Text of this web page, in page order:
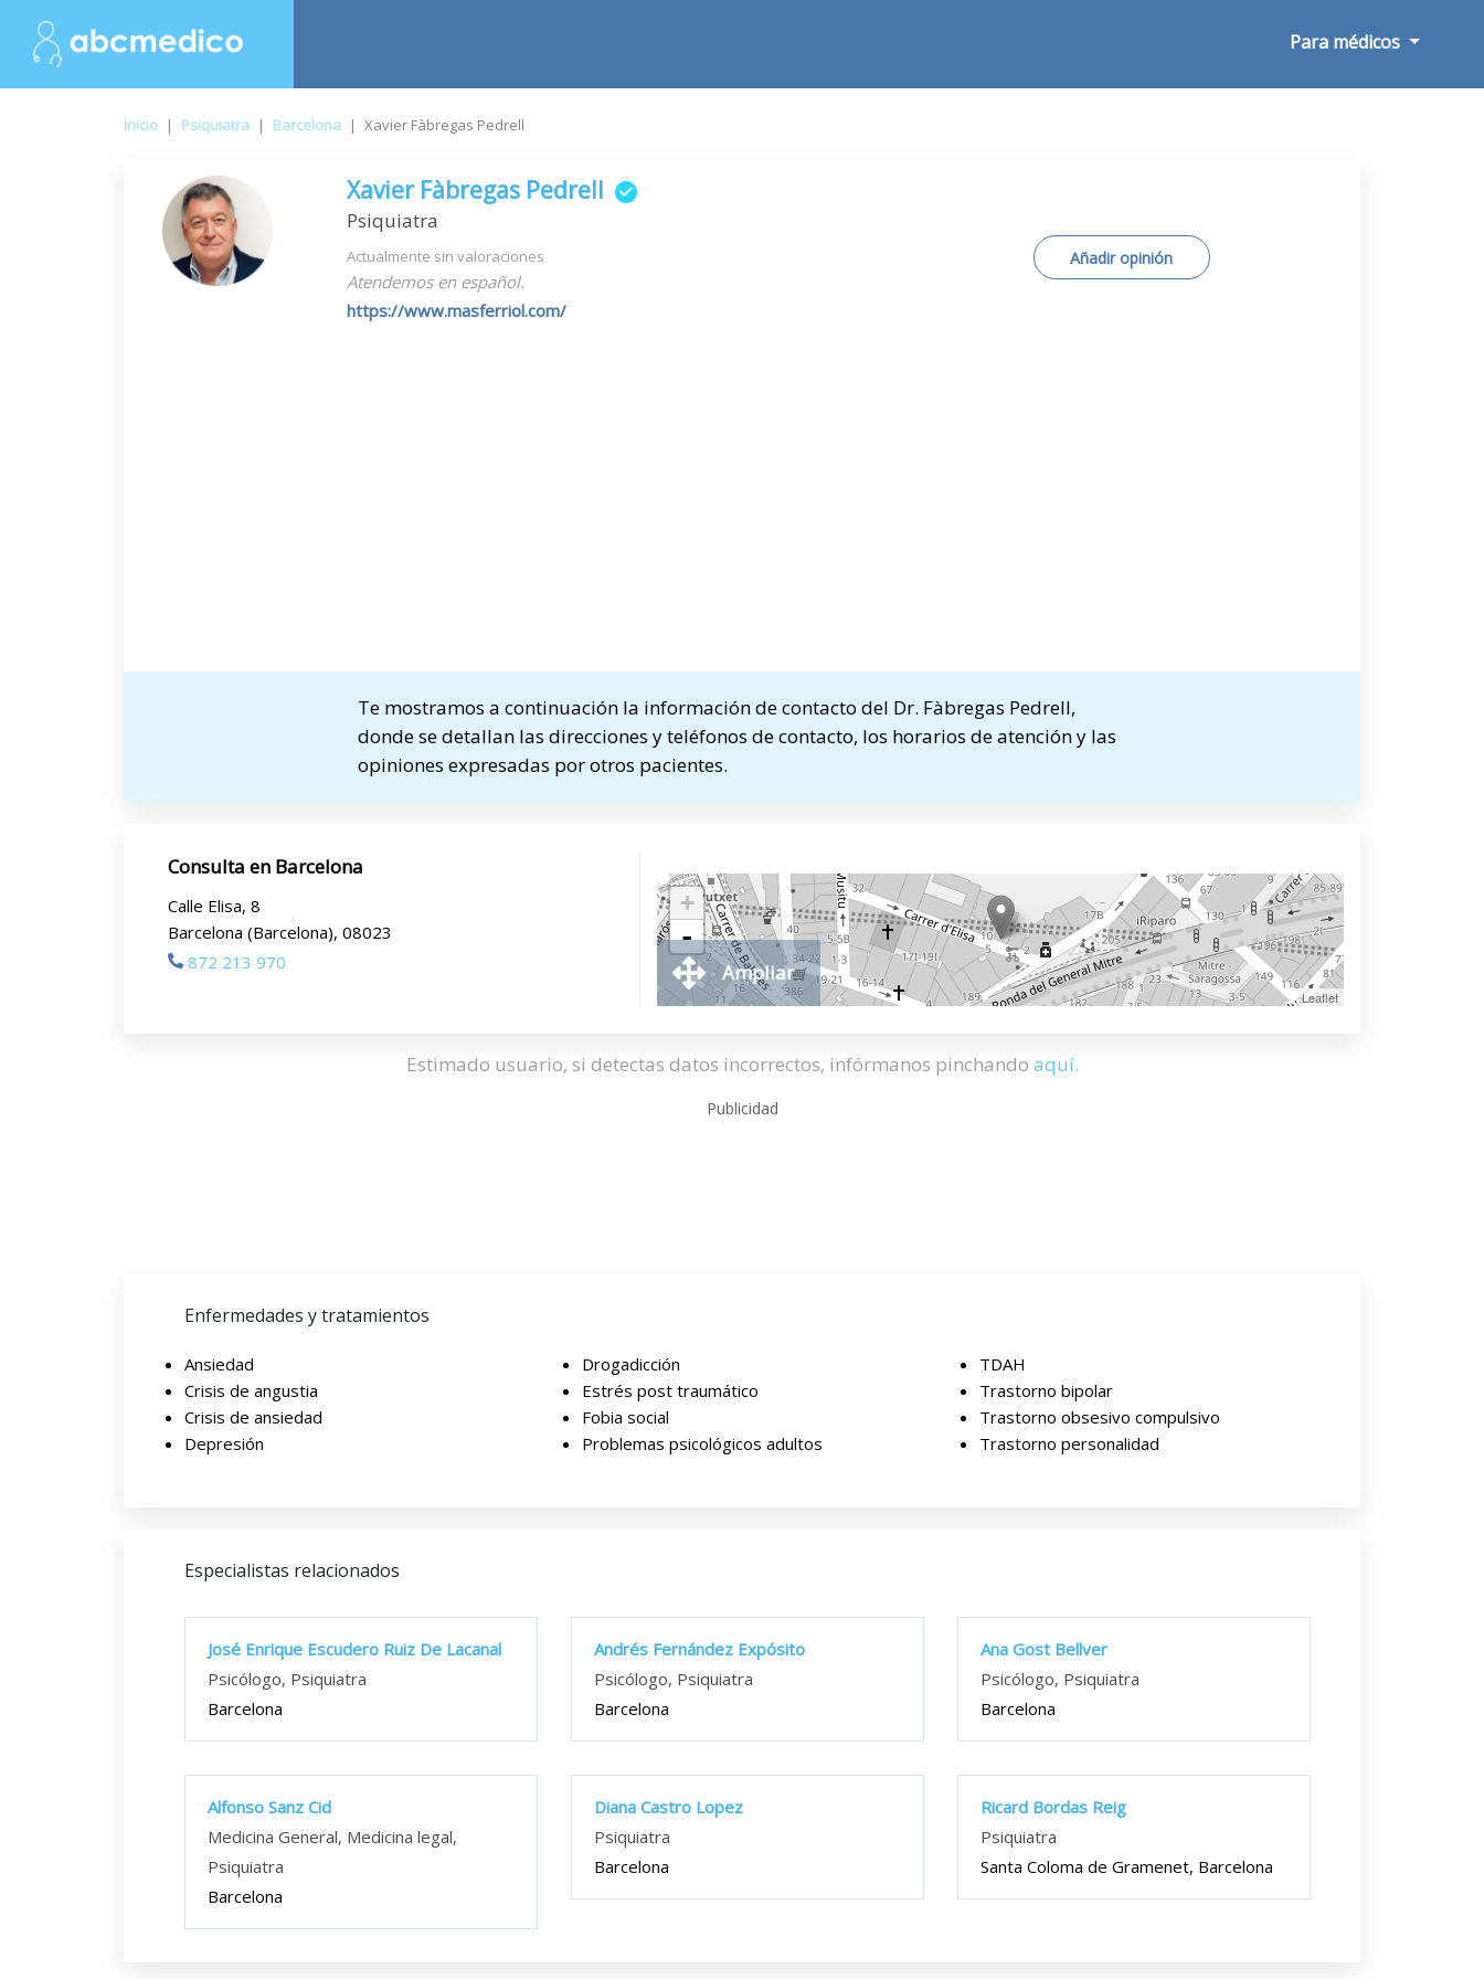
Para médicos
Inicio | Psiquiatra | Barcelona | Xavier Fàbregas Pedrell
Xavier Fàbregas Pedrell
Psiquiatra
Actualmente sin valoraciones
Atendemos en español.
https://www.masferriol.com/
Añadir opinión
Te mostramos a continuación la información de contacto del Dr. Fàbregas Pedrell,
donde se detallan las direcciones y teléfonos de contacto, los horarios de atención y las
opiniones expresadas por otros pacientes.
Consulta en Barcelona
Calle Elisa, 8
Barcelona (Barcelona), 08023
872 213 970
+
-
Leaflet
Ampliar
Estimado usuario, si detectas datos incorrectos, infórmanos pinchando aquí.
Publicidad
Enfermedades y tratamientos
Ansiedad
Crisis de angustia
Crisis de ansiedad
Depresión
Drogadicción
Estrés post traumático
Fobia social
Problemas psicológicos adultos
TDAH
Trastorno bipolar
Trastorno obsesivo compulsivo
Trastorno personalidad
Especialistas relacionados
José Enrique Escudero Ruiz De Lacanal
Psicólogo, Psiquiatra
Barcelona
Andrés Fernández Expósito
Psicólogo, Psiquiatra
Barcelona
Ana Gost Bellver
Psicólogo, Psiquiatra
Barcelona
Alfonso Sanz Cid
Medicina General, Medicina legal,
Psiquiatra
Barcelona
Diana Castro Lopez
Psiquiatra
Barcelona
Ricard Bordas Reig
Psiquiatra
Santa Coloma de Gramenet, Barcelona